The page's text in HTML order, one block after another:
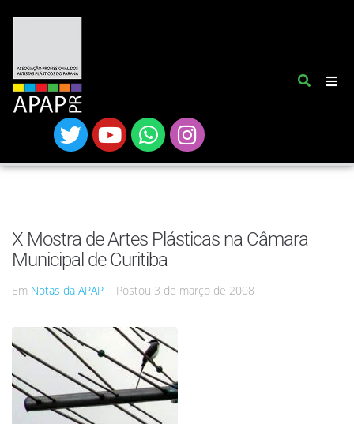
X Mostra de Artes Plásticas na Câmara
Municipal de Curitiba
Em Notas da APAP Postou 3 de março de 2008